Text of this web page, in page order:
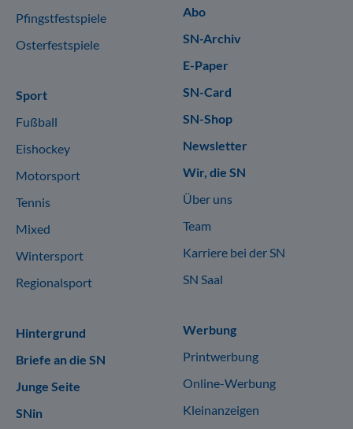
Pfingstfestspiele
Osterfestspiele
Sport
Fußball
Eishockey
Motorsport
Tennis
Mixed
Wintersport
Regionalsport
Hintergrund
Briefe an die SN
Junge Seite
SNin
Abo
SN-Archiv
E-Paper
SN-Card
SN-Shop
Newsletter
Wir, die SN
Über uns
Team
Karriere bei der SN
SN Saal
Werbung
Printwerbung
Online-Werbung
Kleinanzeigen